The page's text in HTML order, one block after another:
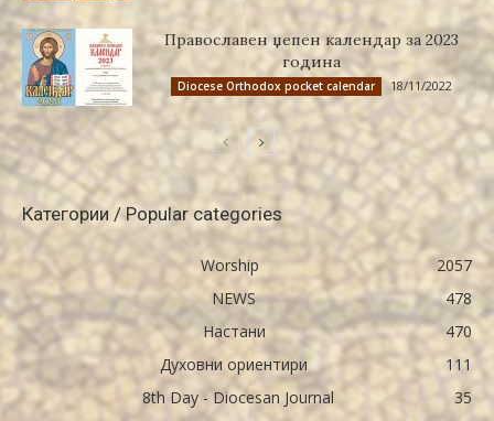
Православен џепен календар за 2023
година
Diocese Orthodox pocket calendar 18/11/2022
Категории / Popular categories
Worship
2057
NEWS
478
Настани
470
Духовни ориентири
111
8th Day - Diocesan Journal
35